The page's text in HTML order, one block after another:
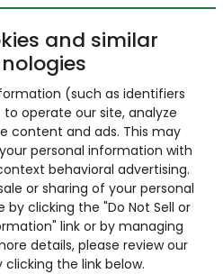
and similar
(such as identifiers
operate our site, analyze
content and ads. This may
personal information with
behavioral advertising.
or sharing of your personal
clicking the "Do Not Sell or
link or by managing
details, please review our
clicking the link below.